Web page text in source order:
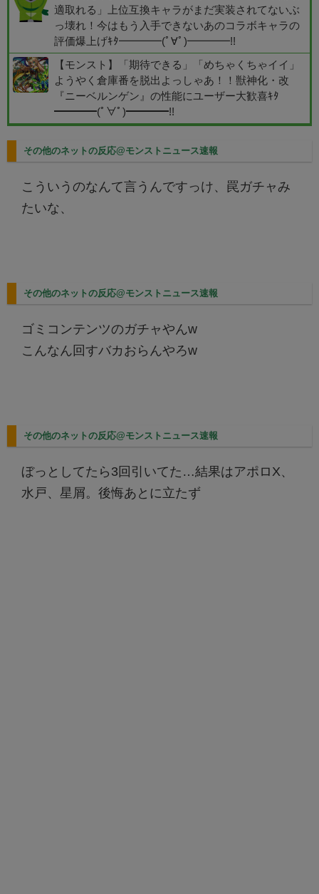
適取れる」上位互換キャラがまだ実装されてないぶ
っ壊れ！今はもう入手できないあのコラボキャラの
評価爆上げｷﾀ━━━━(ﾟ∀ﾟ)━━━━!!
【モンスト】「期待できる」「めちゃくちゃイイ」
ようやく倉庫番を脱出よっしゃあ！！獣神化・改
『ニーベルンゲン』の性能にユーザー大歓喜ｷﾀ
━━━━(ﾟ∀ﾟ)━━━━!!
その他のネットの反応@モンストニュース速報
こういうのなんて言うんですっけ、罠ガチャみ
たいな、
その他のネットの反応@モンストニュース速報
ゴミコンテンツのガチャやんw
こんなん回すバカおらんやろw
その他のネットの反応@モンストニュース速報
ぼっとしてたら3回引いてた…結果はアポロX、
水戸、星屑。後悔あとに立たず